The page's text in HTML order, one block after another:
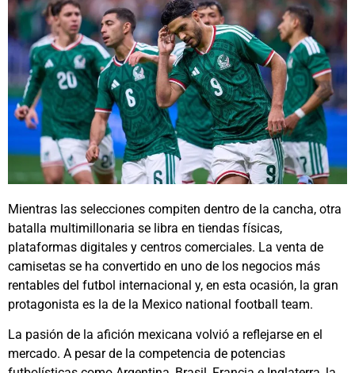
Mientras las selecciones compiten dentro de la cancha, otra
batalla multimillonaria se libra en tiendas físicas,
plataformas digitales y centros comerciales. La venta de
camisetas se ha convertido en uno de los negocios más
rentables del futbol internacional y, en esta ocasión, la gran
protagonista es la de la Mexico national football team.
La pasión de la afición mexicana volvió a reflejarse en el
mercado. A pesar de la competencia de potencias